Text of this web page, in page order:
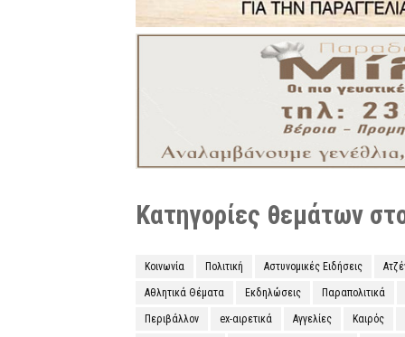
Κατηγορίες θεμάτων
Κοινωνία Πολιτική Αστυνομικές Ειδήσεις
Αθλητικά Θέματα Εκδηλώσεις Παραπολιτικά
Περιβάλλον ex-αιρετικά Αγγελίες Καιρός